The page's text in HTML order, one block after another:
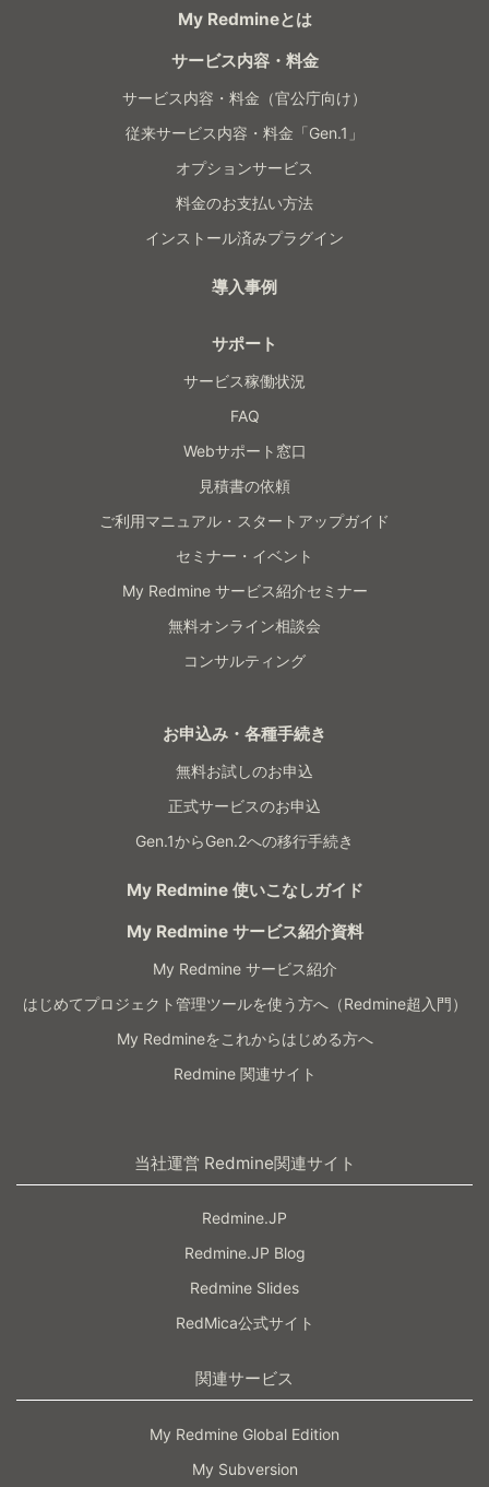
My Redmineとは
サービス内容・料金
サービス内容・料金（官公庁向け）
従来サービス内容・料金「Gen.1」
オプションサービス
料金のお支払い方法
インストール済みプラグイン
導入事例
サポート
サービス稼働状況
FAQ
Webサポート窓口
見積書の依頼
ご利用マニュアル・スタートアップガイド
セミナー・イベント
My Redmine サービス紹介セミナー
無料オンライン相談会
コンサルティング
お申込み・各種手続き
無料お試しのお申込
正式サービスのお申込
Gen.1からGen.2への移行手続き
My Redmine 使いこなしガイド
My Redmine サービス紹介資料
My Redmine サービス紹介
はじめてプロジェクト管理ツールを使う方へ（Redmine超入門）
My Redmineをこれからはじめる方へ
Redmine 関連サイト
当社運営 Redmine関連サイト
Redmine.JP
Redmine.JP Blog
Redmine Slides
RedMica公式サイト
関連サービス
My Redmine Global Edition
My Subversion